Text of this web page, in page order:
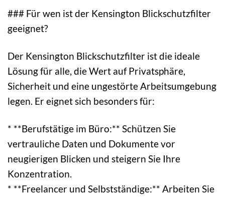
### Für wen ist der Kensington Blickschutzfilter
geeignet?
Der Kensington Blickschutzfilter ist die ideale
Lösung für alle, die Wert auf Privatsphäre,
Sicherheit und eine ungestörte Arbeitsumgebung
legen. Er eignet sich besonders für:
* **Berufstätige im Büro:** Schützen Sie
vertrauliche Daten und Dokumente vor
neugierigen Blicken und steigern Sie Ihre
Konzentration.
* **Freelancer und Selbstständige:** Arbeiten Sie